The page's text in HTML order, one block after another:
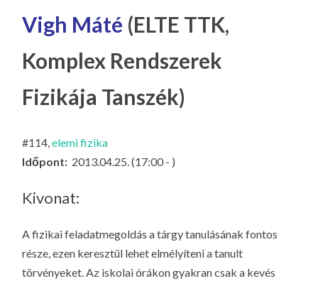
A
CS
IL
G
Vigh Máté (ELTE TTK,
Komplex Rendszerek
Fizikája Tanszék)
#114,elemi fizika
Időpont: 2013.04.25. (17:00 - )
Kivonat:
A fizikai feladatmegoldás a tárgy tanulásának fontos
része, ezen keresztül lehet elmélyíteni a tanult
törvényeket. Az iskolai órákon gyakran csak a kevés